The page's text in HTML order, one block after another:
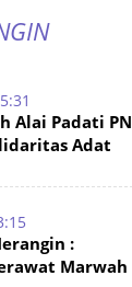
Alai Padati PN
Adat
:
Marwah